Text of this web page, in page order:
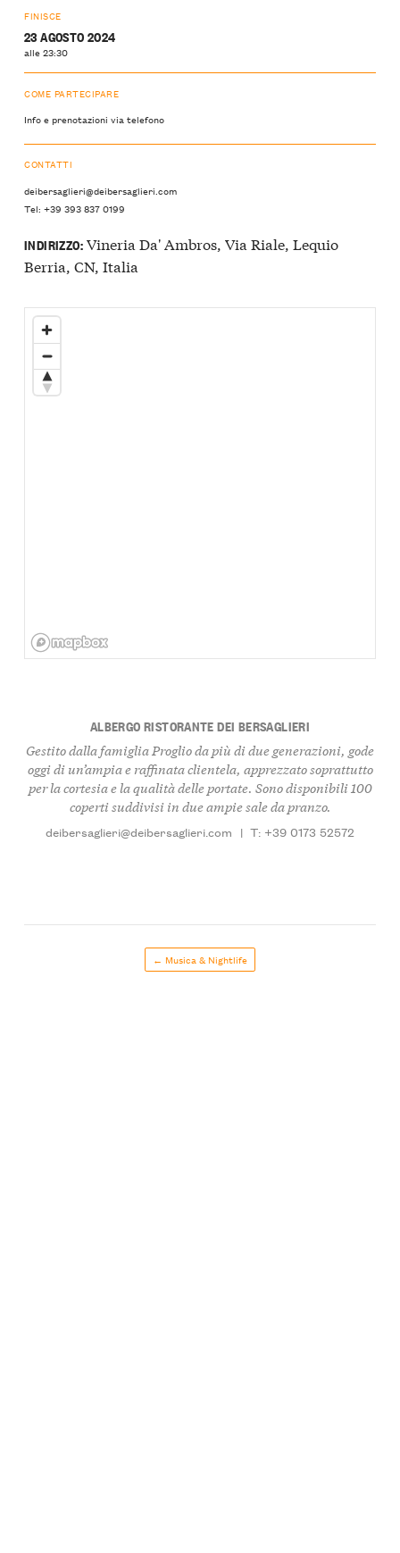
FINISCE
23 AGOSTO 2024
alle 23:30
COME PARTECIPARE
Info e prenotazioni via telefono
CONTATTI
deibersaglieri@deibersaglieri.com
Tel: +39 393 837 0199
INDIRIZZO:Vineria Da' Ambros, Via Riale, Lequio
Berria, CN, Italia
ALBERGO RISTORANTE DEI BERSAGLIERI
Gestito dalla famiglia Proglio da più di due generazioni, gode
oggi di un’ampia e raffinata clientela, apprezzato soprattutto
per la cortesia e la qualità delle portate. Sono disponibili 100
coperti suddivisi in due ampie sale da pranzo.
deibersaglieri@deibersaglieri.com | T: +39 0173 52572
← Musica & Nightlife